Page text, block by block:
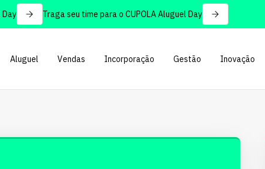
Traga seu time para o CUPOLA Aluguel Day
Aluguel Vendas Incorporação Gestão Inovação